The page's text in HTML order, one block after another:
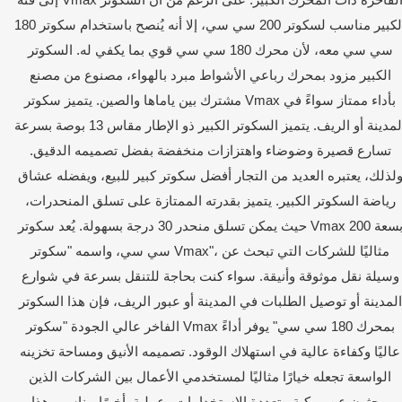
الكبير مناسب لسكوتر 200 سي سي، إلا أنه يُنصح باستخدام سكوتر 180
سي سي معه، لأن محرك 180 سي سي قوي بما يكفي له. السكوتر
الكبير مزود بمحرك رباعي الأشواط مبرد بالهواء، مصنوع من مصنع
مشترك بين ياماها والصين. يتميز سكوتر Vmax بأداء ممتاز سواءً في
المدينة أو الريف. يتميز السكوتر الكبير ذو الإطار مقاس 13 بوصة بسرعة
تسارع قصيرة وضوضاء واهتزازات منخفضة بفضل تصميمه الدقيق.
ولذلك، يعتبره العديد من التجار أفضل سكوتر كبير للبيع، ويفضله عشاق
رياضة السكوتر الكبير. يتميز بقدرته الممتازة على تسلق المنحدرات،
حيث يمكن تسلق منحدر 30 درجة بسهولة. يُعد سكوتر Vmax بسعة 200
سي سي، واسمه "سكوتر Vmax"، مثاليًا للشركات التي تبحث عن
وسيلة نقل موثوقة وأنيقة. سواء كنت بحاجة للتنقل بسرعة في شوارع
المدينة أو توصيل الطلبات في المدينة أو عبور الريف، فإن هذا السكوتر
الفاخر عالي الجودة "سكوتر Vmax بمحرك 180 سي سي" يوفر أداءً
عاليًا وكفاءة عالية في استهلاك الوقود. تصميمه الأنيق ومساحة تخزينه
الواسعة تجعله خيارًا مثاليًا لمستخدمي الأعمال بين الشركات الذين